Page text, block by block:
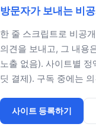
방문자가 보내는 비
한 줄 스크립트로 비공
의견을 보내고, 그 내용
노출 없음). 사이트별
딧 결제). 구독 중에는
사이트 등록하기